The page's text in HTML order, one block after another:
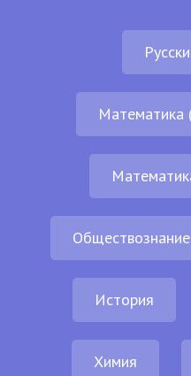
Математика
Обществознание
История
Химия